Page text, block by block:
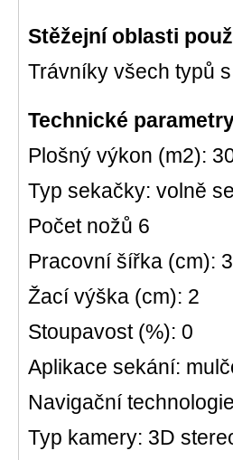
Stěžejní oblasti
Trávníky všech typů
Technické
Plošný výkon (m2):
Typ sekačky: volně
Počet nožů 6
Pracovní šířka (cm):
Žací výška (cm): 2
Stoupavost (%): 0
Aplikace sekání:
Navigační
Typ kamery: 3D